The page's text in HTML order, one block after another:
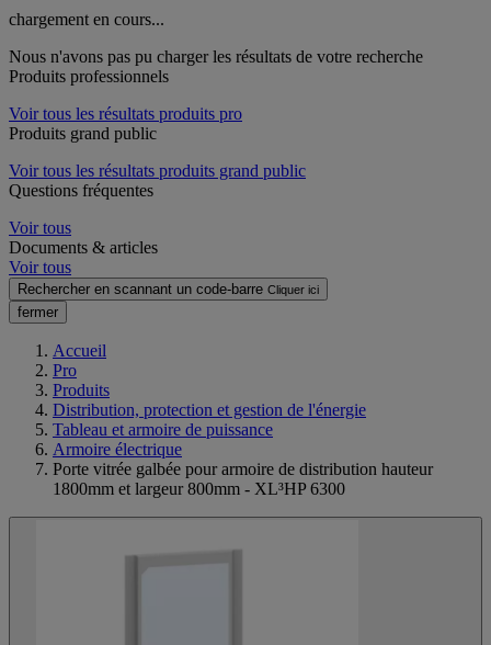
chargement en cours...
Nous n'avons pas pu charger les résultats de votre recherche
Produits professionnels
Voir tous les résultats produits pro
Produits grand public
Voir tous les résultats produits grand public
Questions fréquentes
Voir tous
Documents & articles
Voir tous
Rechercher en scannant un code-barre Cliquer ici
fermer
Accueil
Pro
Produits
Distribution, protection et gestion de l'énergie
Tableau et armoire de puissance
Armoire électrique
Porte vitrée galbée pour armoire de distribution hauteur
1800mm et largeur 800mm - XL³HP 6300